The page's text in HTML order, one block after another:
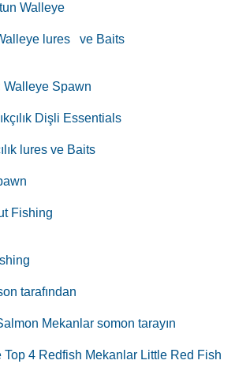
Walleye
lures ve Baits
Spawn
Dişli Essentials
lures ve Baits
Fishing
tarafından
Mekanlar somon tarayın
Top 4 Redfish Mekanlar Little Red Fish